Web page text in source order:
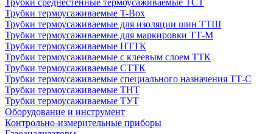
Трубки среднестенные термоусаживаемые ТСТ
Трубки термоусаживаемые T-Box
Трубки термоусаживаемые для изоляции шин ТТШ
Трубки термоусаживаемые для маркировки ТТ-М
Трубки термоусаживаемые НTТК
Трубки термоусаживаемые с клеевым слоем TТК
Трубки термоусаживаемые СTТК
Трубки термоусаживаемые специального назначения ТТ-С
Трубки термоусаживаемые ТНТ
Трубки термоусаживаемые ТУТ
Оборудование и инструмент
Контрольно-измерительные приборы